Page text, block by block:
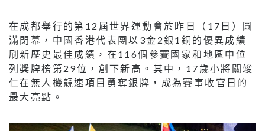
在成都舉行的第12屆世界運動會於昨日（17日）圓
滿閉幕，中國香港代表團以3金2銀1銅的優異成績
刷新歷史最佳成績，在116個參賽國家和地區中位
列獎牌榜第29位，創下新高。其中，17歲小將關竣
仁在無人機競速項目勇奪銀牌，成為賽事收官日的
最大亮點。